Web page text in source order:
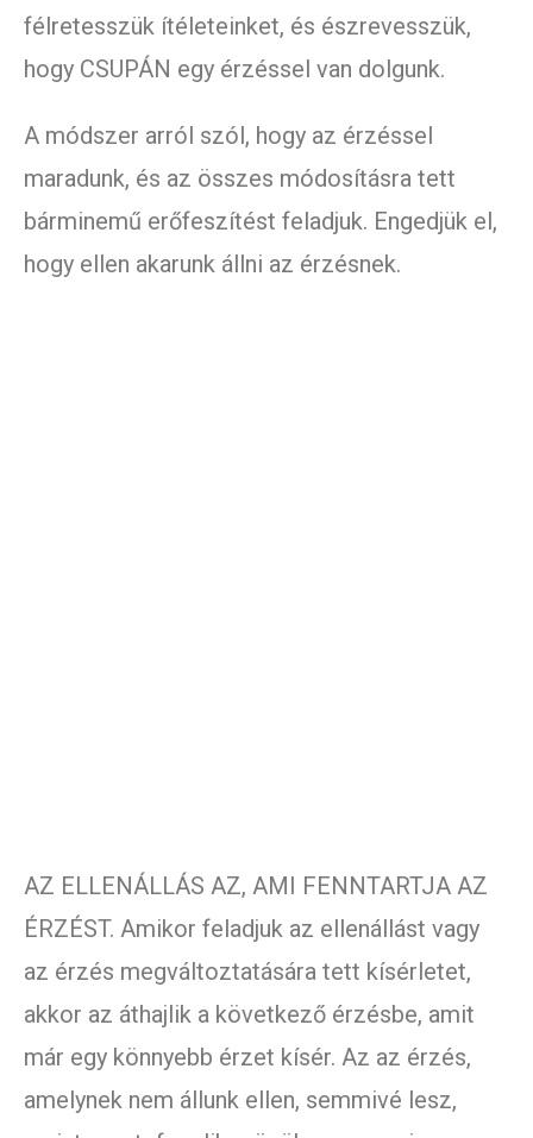
félretesszük ítéleteinket, és észrevesszük,
hogy CSUPÁN egy érzéssel van dolgunk.
A módszer arról szól, hogy az érzéssel
maradunk, és az összes módosításra tett
bárminemű erőfeszítést feladjuk. Engedjük el,
hogy ellen akarunk állni az érzésnek.
AZ ELLENÁLLÁS AZ, AMI FENNTARTJA AZ
ÉRZÉST. Amikor feladjuk az ellenállást vagy
az érzés megváltoztatására tett kísérletet,
akkor az áthajlik a következő érzésbe, amit
már egy könnyebb érzet kísér. Az az érzés,
amelynek nem állunk ellen, semmivé lesz,